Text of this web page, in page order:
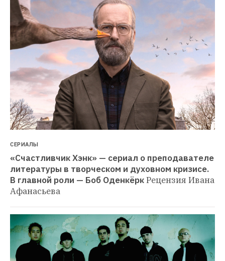
СЕРИАЛЫ
«Счастливчик Хэнк» — сериал о преподавателе
литературы в творческом и духовном кризисе.
В главной роли — Боб ОденкёркРецензия Ивана
Афанасьева